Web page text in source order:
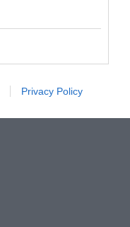
Privacy Policy